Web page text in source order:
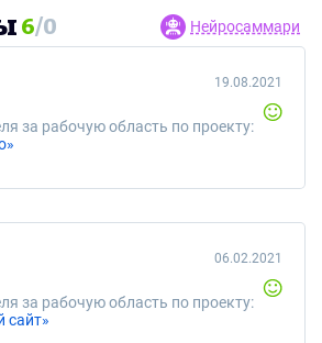
6/0 Нейросаммари
за рабочую область по проекту:
19.08.2021
за рабочую область по проекту:
сайт»
06.02.2021